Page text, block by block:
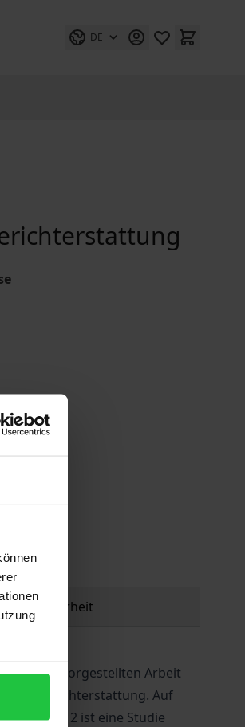
DE
1 der vorgestellten Arbeit
Auf
Band 2 ist eine Studie